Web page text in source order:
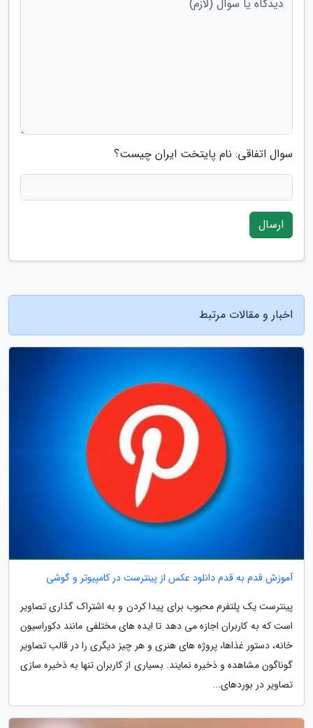
سوال اتفاقی: نام پایتخت ایران چیست؟
ارسال
اخبار و مقالات مرتبط
آموزش قدم به قدم دانلود عکس از پینترست در کامپیوتر و گوشی
پینترست یک پلتفرم محبوب برای پیدا کردن و به اشتراک گذاری تصاویر
است که به کاربران اجازه می دهد تا ایده های مختلفی مانند دکوراسیون
خانه، دستور غذاها، پروژه های هنری و هر چیز دیگری را در قالب تصاویر
گوناگون مشاهده و ذخیره نمایند. بسیاری از کاربران تنها به ذخیره سازی
تصاویر در بوردهای...